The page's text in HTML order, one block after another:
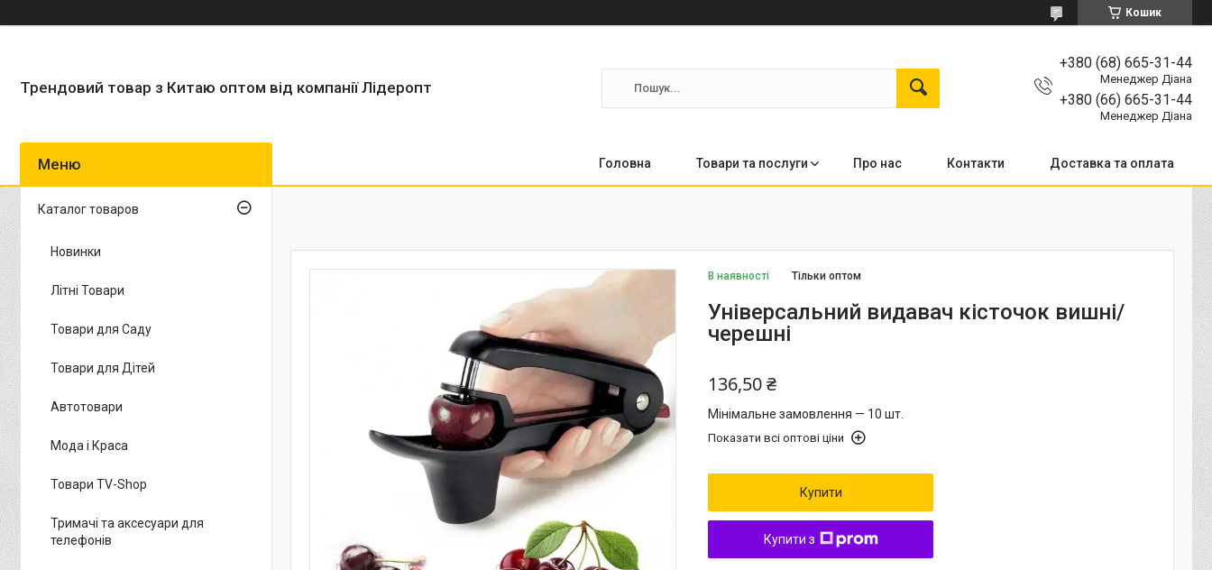
Кошик
Трендовий товар з Китаю оптом від компанії Лідеропт
+380 (68) 665-31-44
Менеджер Діана
+380 (66) 665-31-44
Менеджер Діана
Головна Товари та послуги Про нас Контакти Доставка та оплата
В наявності Тільки оптом
Універсальний видавач кісточок вишні/
черешні
136,50 ₴
Мінімальне замовлення — 10 шт.
Показати всі оптові ціни
Купити
Купити з
Каталог товаров
Новинки
Літні Товари
Товари для Саду
Товари для Дітей
Автотовари
Мода і Краса
Товари TV-Shop
Тримачі та аксесуари для
телефонів